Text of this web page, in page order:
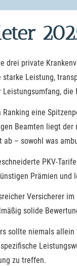
drei private
Leistung,
Leistungsumfang,
eine
Beamten liegt der
ab – sowohl was
PKV-
Prämien
Versicherer
solide
sollte niemals
zu treffen.